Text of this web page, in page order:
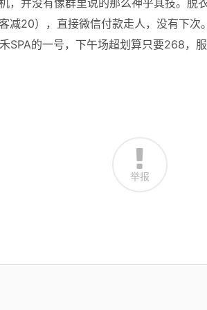
，并没有像群里说的那么神乎其技。脱
减20），直接微信付款走人，没有下次
SPA的一号，下午场超划算只要268，
举报